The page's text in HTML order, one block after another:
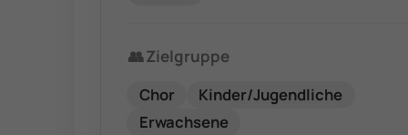
👥Zielgruppe
Chor
Kinder/Jugendliche
Erwachsene